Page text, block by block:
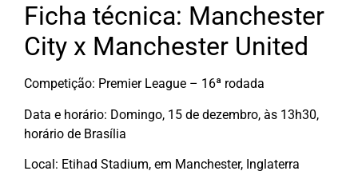
Ficha técnica: Manchester
City x Manchester United
Competição: Premier League – 16ª rodada
Data e horário: Domingo, 15 de dezembro, às 13h30,
horário de Brasília
Local: Etihad Stadium, em Manchester, Inglaterra